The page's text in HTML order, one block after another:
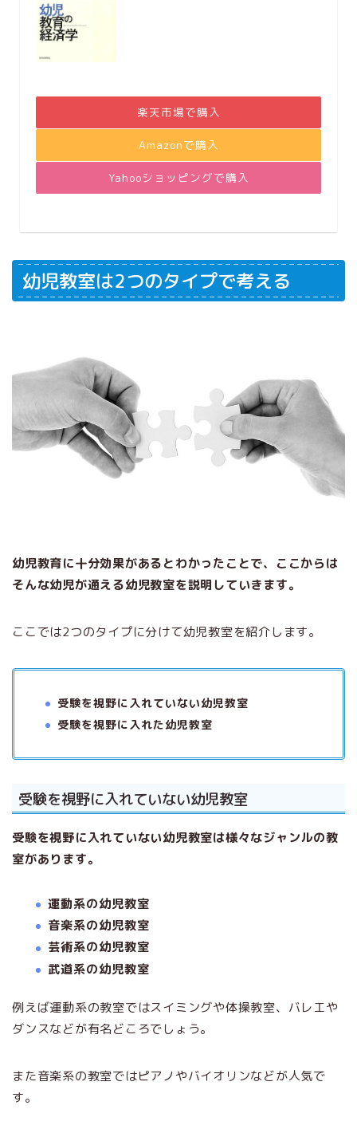
楽天市場で購入
Amazonで購入
Yahooショッピングで購入
幼児教室は2つのタイプで考える
幼児教育に十分効果があるとわかったことで、ここからは
そんな幼児が通える幼児教室を説明していきます。
ここでは2つのタイプに分けて幼児教室を紹介します。
受験を視野に入れていない幼児教室
受験を視野に入れた幼児教室
受験を視野に入れていない幼児教室
受験を視野に入れていない幼児教室は様々なジャンルの教
室があります。
運動系の幼児教室
音楽系の幼児教室
芸術系の幼児教室
武道系の幼児教室
例えば運動系の教室ではスイミングや体操教室、バレエや
ダンスなどが有名どころでしょう。
また音楽系の教室ではピアノやバイオリンなどが人気で
す。